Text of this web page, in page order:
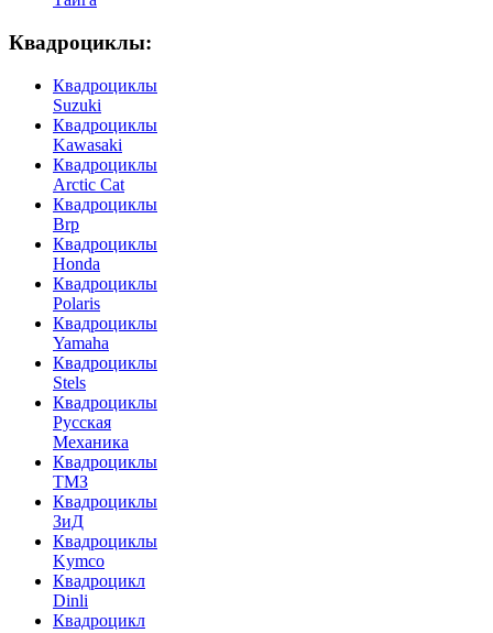
Квадроциклы:
Квадроциклы
Suzuki
Квадроциклы
Kawasaki
Квадроциклы
Arctic Cat
Квадроциклы
Brp
Квадроциклы
Honda
Квадроциклы
Polaris
Квадроциклы
Yamaha
Квадроциклы
Stels
Квадроциклы
Русская
Механика
Квадроциклы
ТМЗ
Квадроциклы
ЗиД
Квадроциклы
Kymco
Квадроцикл
Dinli
Квадроцикл